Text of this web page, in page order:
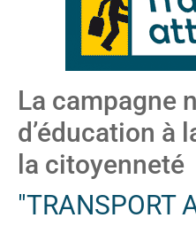
La campagne
d’éducation à
la citoyenneté
"TRANSPORT